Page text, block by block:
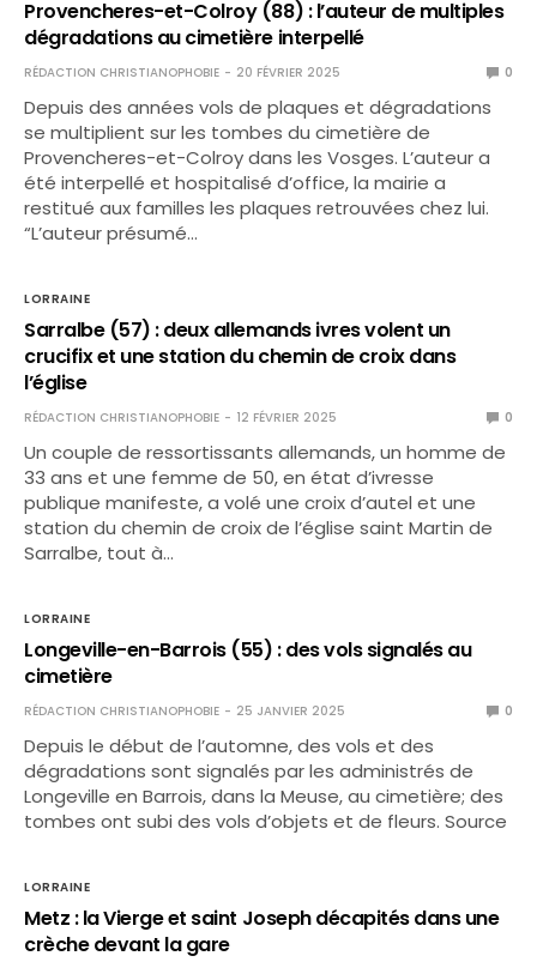
Provencheres-et-Colroy (88) : l’auteur de multiples
dégradations au cimetière interpellé
RÉDACTION CHRISTIANOPHOBIE 20 FÉVRIER 2025 0
Depuis des années vols de plaques et dégradations
se multiplient sur les tombes du cimetière de
Provencheres-et-Colroy dans les Vosges. L’auteur a
été interpellé et hospitalisé d’office, la mairie a
restitué aux familles les plaques retrouvées chez lui.
“L’auteur présumé…
LORRAINE
Sarralbe (57) : deux allemands ivres volent un
crucifix et une station du chemin de croix dans
l’église
RÉDACTION CHRISTIANOPHOBIE 12 FÉVRIER 2025 0
Un couple de ressortissants allemands, un homme de
33 ans et une femme de 50, en état d’ivresse
publique manifeste, a volé une croix d’autel et une
station du chemin de croix de l’église saint Martin de
Sarralbe, tout à…
LORRAINE
Longeville-en-Barrois (55) : des vols signalés au
cimetière
RÉDACTION CHRISTIANOPHOBIE 25 JANVIER 2025 0
Depuis le début de l’automne, des vols et des
dégradations sont signalés par les administrés de
Longeville en Barrois, dans la Meuse, au cimetière; des
tombes ont subi des vols d’objets et de fleurs. Source
LORRAINE
Metz : la Vierge et saint Joseph décapités dans une
crèche devant la gare